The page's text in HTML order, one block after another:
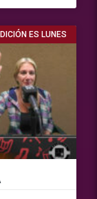
ES LUNES